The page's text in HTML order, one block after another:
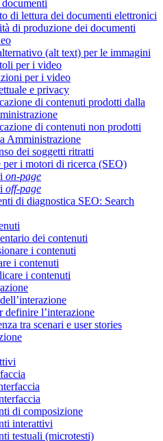
di lettura dei documenti elettronici
di produzione dei documenti
(alt text) per le immagini
per i video
per i video
e privacy
di contenuti prodotti dalla
di contenuti non prodotti
Amministrazione
dei soggetti ritratti
i motori di ricerca (SEO)
on-page
off-page
di diagnostica SEO: Search
dei contenuti
i contenuti
i contenuti
i contenuti
definire l’interazione
tra scenari e user stories
di composizione
interattivi
testuali (microtesti)